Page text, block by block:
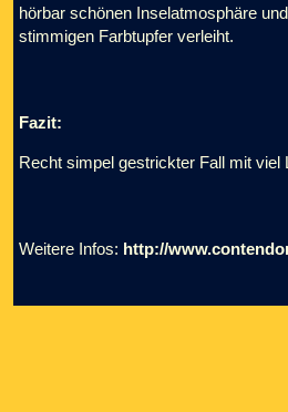
hörbar schönen Inselatmosphäre
stimmigen Farbtupfer verleiht.
Fazit:
Recht simpel gestrickter Fall mit
Weitere Infos: http://